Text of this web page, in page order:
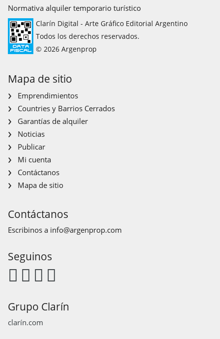
Normativa alquiler temporario turístico
Clarín Digital - Arte Gráfico Editorial Argentino
Todos los derechos reservados.
© 2026 Argenprop
Mapa de sitio
Emprendimientos
Countries y Barrios Cerrados
Garantías de alquiler
Noticias
Publicar
Mi cuenta
Contáctanos
Mapa de sitio
Contáctanos
Escribinos a info@argenprop.com
Seguinos
Grupo Clarín
clarín.com